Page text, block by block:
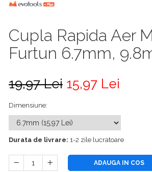
Cupla Rapida Aer
Furtun 6.7mm,
19,97 Lei 15,97 Lei
Dimensiune:
Durata de livrare: 1-2 zile lucratoare
ADAUGA IN COS